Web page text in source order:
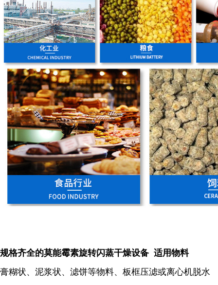
规格齐全的莫能霉素旋转闪蒸干燥设备 适用物料
膏糊状、泥浆状、滤饼等物料、板框压滤或离心机脱水